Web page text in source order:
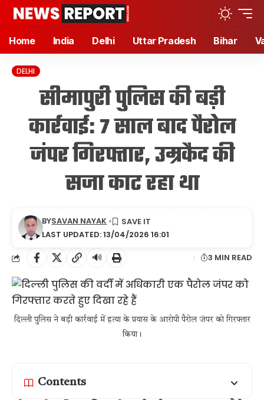
Home India Delhi Uttar Pradesh Bihar
DELHI
सीमापुरी पुलिस की बड़ी
कार्रवाई: 7 साल बाद पैरोल
जंपर गिरफ्तार, उम्रकैद की
सजा काट रहा था
LAST UPDATED: 13/04/2026 16:01
BYSAVAN NAYAK
🔊 3 MIN READ
दिल्ली पुलिस ने बड़ी कार्रवाई में हत्या के प्रयास के आरोपी पैरोल जंपर को गिरफ्तार
किया।
Contents